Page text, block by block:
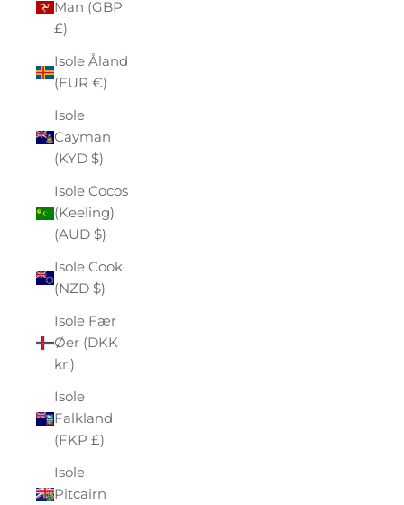
Man (GBP
£)
Isole Åland
(EUR €)
Isole
Cayman
(KYD $)
Isole Cocos
(Keeling)
(AUD $)
Isole Cook
(NZD $)
Isole Fær
Øer (DKK
kr.)
Isole
Falkland
(FKP £)
Isole
Pitcairn